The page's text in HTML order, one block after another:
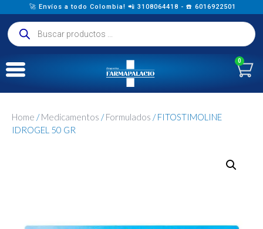
🚀 Envíos a todo Colombia! 📲 3108064418 - ☎️ 6016922501
0
Home /Medicamentos /Formulados / FITOSTIMOLINE
IDROGEL 50 GR